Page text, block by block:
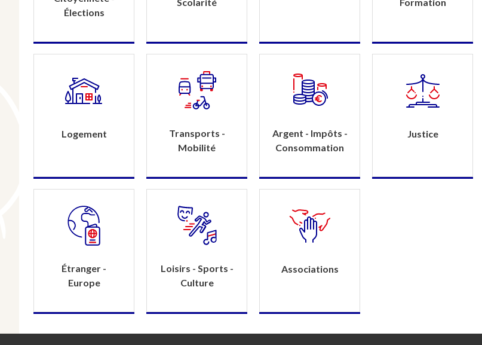
Élections
Logement
Transports -
Mobilité
Argent - Impôts -
Consommation
Justice
Étranger -
Europe
Loisirs - Sports -
Culture
Associations